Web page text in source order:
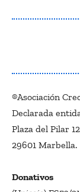
®Asociación
Declarada
Plaza del Pilar
29601 Marbella.
Donativos